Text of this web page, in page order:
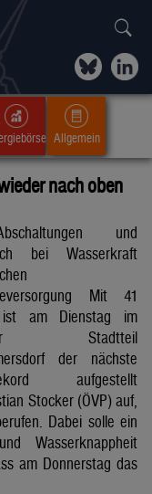
Allgemein
nach oben
und
bei Wasserkraft
Mit 41
am Dienstag im
Stadtteil
der nächste
aufgestellt
Stocker (ÖVP) auf,
Dabei solle ein
Wasserknappheit
am Donnerstag das